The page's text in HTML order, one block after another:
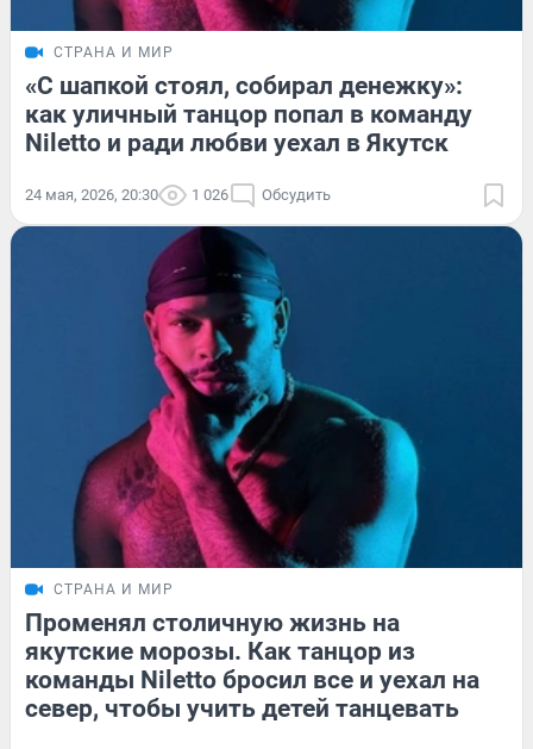
СТРАНА И МИР
«С шапкой стоял, собирал денежку»:
как уличный танцор попал в команду
Niletto и ради любви уехал в Якутск
24 мая, 2026, 20:30 1 026 Обсудить
СТРАНА И МИР
Променял столичную жизнь на
якутские морозы. Как танцор из
команды Niletto бросил все и уехал на
север, чтобы учить детей танцевать